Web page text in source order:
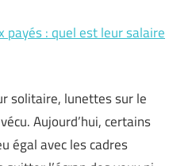
payés : quel est leur salaire
solitaire, lunettes sur le
Aujourd’hui, certains
égal avec les cadres